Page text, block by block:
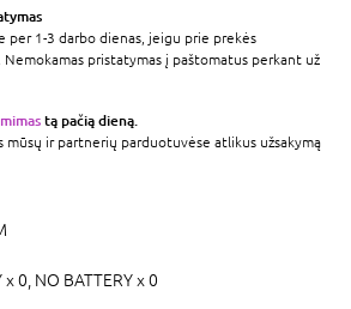
per 1-3 darbo dienas, jeigu prie prekės
pristatymas į paštomatus perkant už
tą pačią dieną.
mūsų ir partnerių parduotuvėse atlikus užsakymą
0, NO BATTERY x 0